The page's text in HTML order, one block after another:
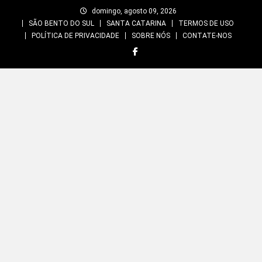
domingo, agosto 09, 2026
SÃO BENTO DO SUL
SANTA CATARINA
TERMOS DE USO
POLÍTICA DE PRIVACIDADE
SOBRE NÓS CONTATE-NOS